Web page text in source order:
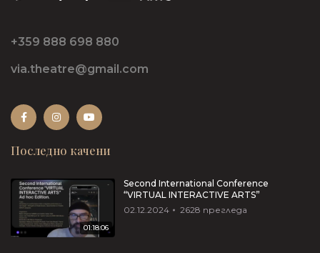
+359 888 698 880
via.theatre@gmail.com
Последно качени
01:18:06
Second International Conference
“VIRTUAL INTERACTIVE ARTS”
02.12.2024
2628 прегледа